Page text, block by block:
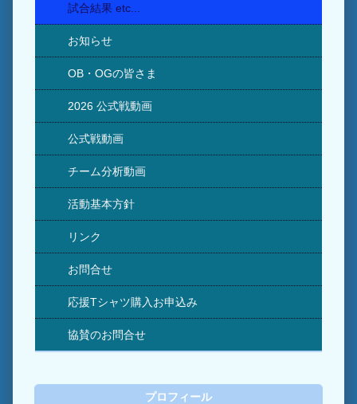
試合結果 etc...
お知らせ
OB・OGの皆さま
2026 公式戦動画
公式戦動画
チーム分析動画
活動基本方針
リンク
お問合せ
応援Tシャツ購入お申込み
協賛のお問合せ
プロフィール